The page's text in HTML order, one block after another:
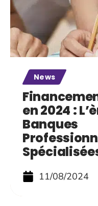
News
en 2024 :
Banques
11/08/2024